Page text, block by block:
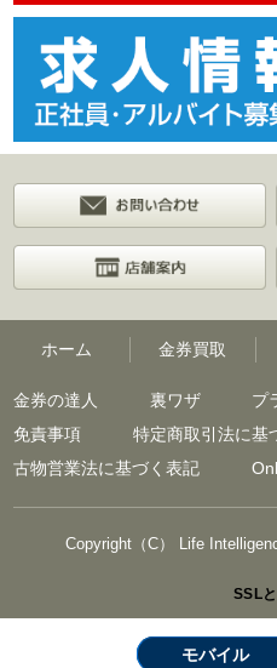
ホーム 金券買取
金券の達人 裏ワザ
プ
免責事項
特定商取引法に基
古物営業法に基づく表記
Copyright（C） Life
SSL
モバイル